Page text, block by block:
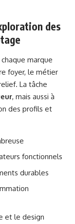
des
marque
foyer, le métier
La tâche
, mais aussi à
des profils et
fonctionnels
durables
et le design